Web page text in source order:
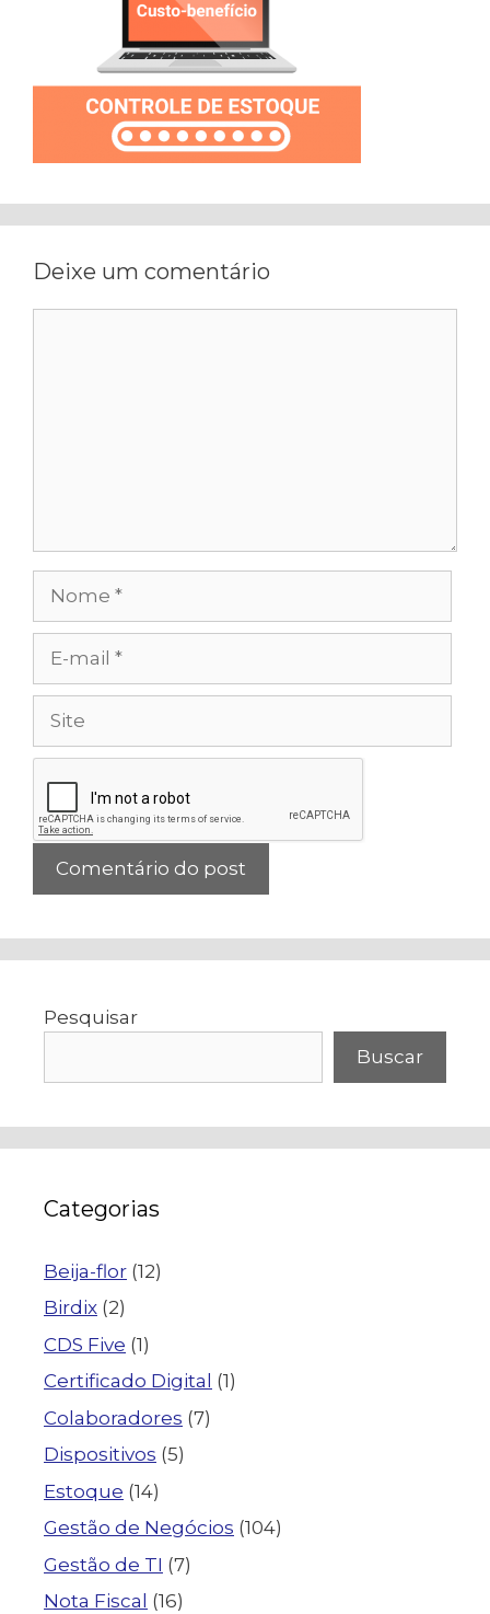
Deixe um comentário
mail
Pesquisar
Buscar
Categorias
Beija-flor (12)
Birdix (2)
CDS Five (1)
Certificado Digital (1)
Colaboradores (7)
Dispositivos (5)
Estoque (14)
Gestão de Negócios (104)
Gestão de TI (7)
Nota Fiscal (16)